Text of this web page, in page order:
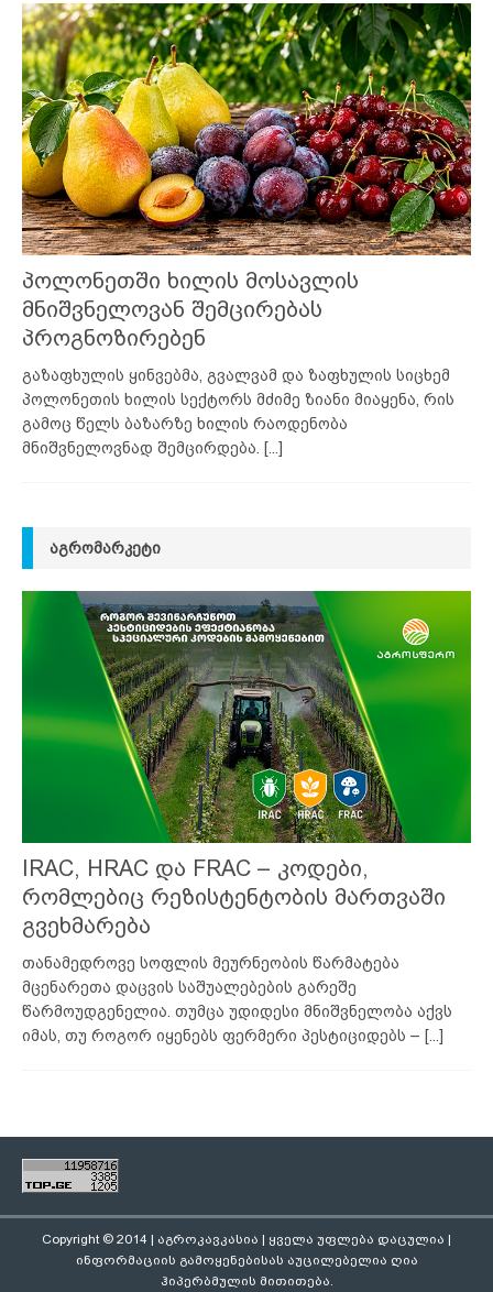
პოლონეთში ხილის მოსავლის
მნიშვნელოვან შემცირებას
პროგნოზირებენ
გაზაფხულის ყინვებმა, გვალვამ და ზაფხულის სიცხემ
პოლონეთის ხილის სექტორს მძიმე ზიანი მიაყენა, რის
გამოც წელს ბაზარზე ხილის რაოდენობა
მნიშვნელოვნად შემცირდება.
[...]
ᲐᲒᲠᲝᲛᲐᲠᲙᲔᲢᲘ
IRAC, HRAC და FRAC – კოდები,
რომლებიც რეზისტენტობის მართვაში
გვეხმარება
თანამედროვე სოფლის მეურნეობის წარმატება
მცენარეთა დაცვის საშუალებების გარეშე
წარმოუდგენელია. თუმცა უდიდესი მნიშვნელობა აქვს
იმას, თუ როგორ იყენებს ფერმერი პესტიციდებს – [...]
Copyright © 2014 | აგროკავკასია | ყველა უფლება დაცულია |
ინფორმაციის გამოყენებისას აუცილებელია ღია
ჰიპერბმულის მითითება.